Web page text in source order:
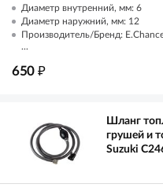
Диаметр внутренний, мм: 6
Диаметр наружний, мм: 12
Производитель/Бренд:
...
650 ₽
Шланг
грушей и
Suzuki